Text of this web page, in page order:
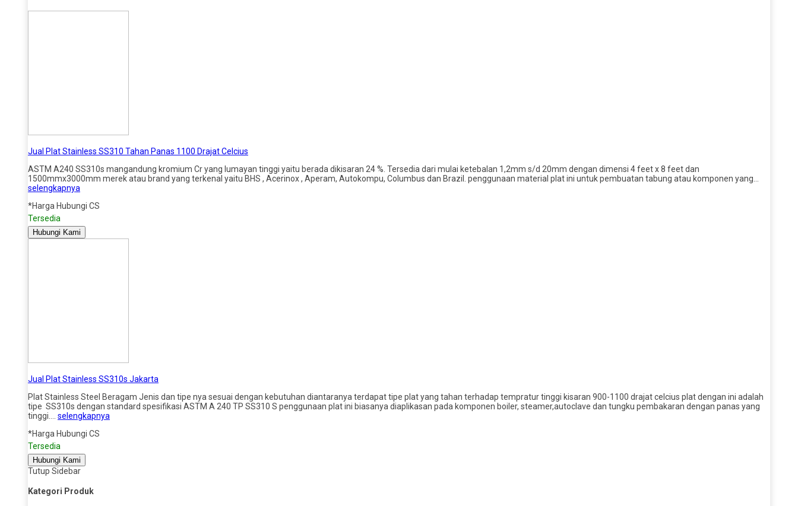
Jual Plat Stainless SS310 Tahan Panas 1100 Drajat Celcius
ASTM A240 SS310s mangandung kromium Cr yang lumayan tinggi yaitu berada dikisaran 24 %. Tersedia dari mulai ketebalan 1,2mm s/d 20mm dengan dimensi 4 feet x 8 feet dan
1500mmx3000mm merek atau brand yang terkenal yaitu BHS , Acerinox , Aperam, Autokompu, Columbus dan Brazil. penggunaan material plat ini untuk pembuatan tabung atau komponen yang…
selengkapnya
*Harga Hubungi CS
Tersedia
Hubungi Kami
Jual Plat Stainless SS310s Jakarta
Plat Stainless Steel Beragam Jenis dan tipe nya sesuai dengan kebutuhan diantaranya terdapat tipe plat yang tahan terhadap tempratur tinggi kisaran 900-1100 drajat celcius plat dengan ini adalah
tipe SS310s dengan standard spesifikasi ASTM A 240 TP SS310 S penggunaan plat ini biasanya diaplikasan pada komponen boiler, steamer,autoclave dan tungku pembakaran dengan panas yang
tinggi…. selengkapnya
*Harga Hubungi CS
Tersedia
Hubungi Kami
Tutup Sidebar
Kategori Produk